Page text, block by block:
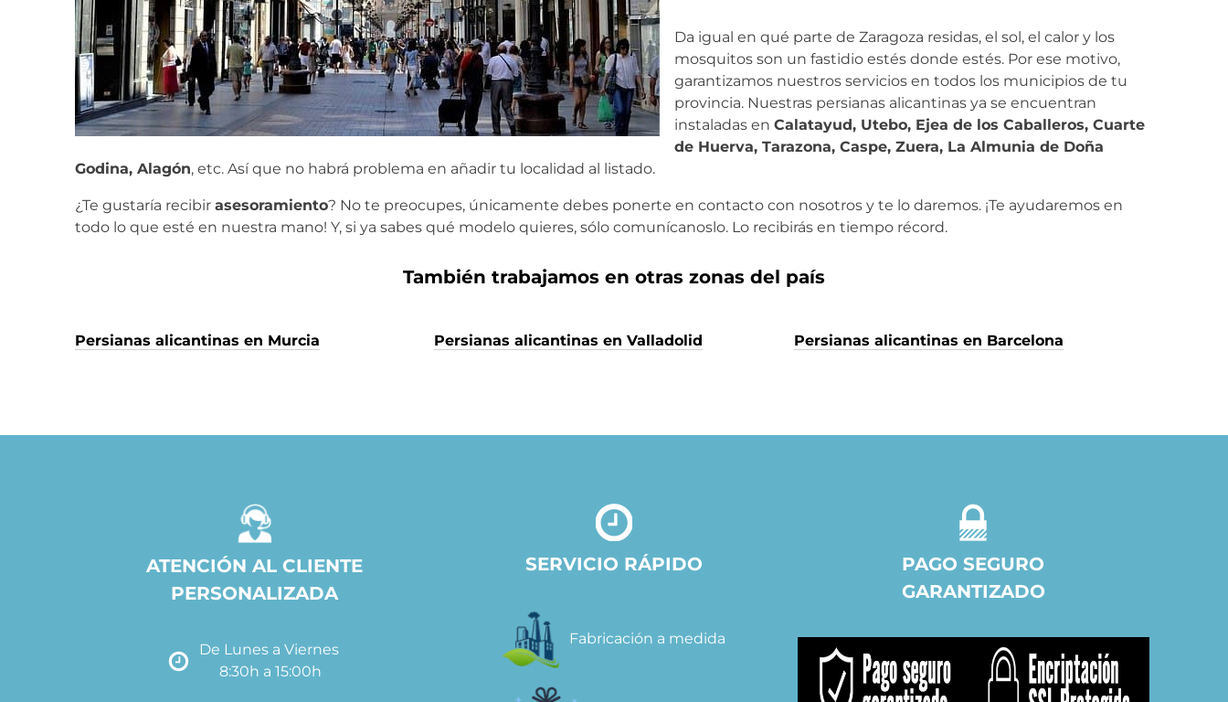
Da igual en qué parte de Zaragoza residas, el sol, el calor y los
mosquitos son un fastidio estés donde estés. Por ese motivo,
garantizamos nuestros servicios en todos los municipios de tu
provincia. Nuestras persianas alicantinas ya se encuentran
instaladas en Calatayud, Utebo, Ejea de los Caballeros, Cuarte
de Huerva, Tarazona, Caspe, Zuera, La Almunia de Doña
Godina, Alagón, etc. Así que no habrá problema en añadir tu localidad al listado.
¿Te gustaría recibir asesoramiento? No te preocupes, únicamente debes ponerte en contacto con nosotros y te lo daremos. ¡Te ayudaremos en
todo lo que esté en nuestra mano! Y, si ya sabes qué modelo quieres, sólo comunícanoslo. Lo recibirás en tiempo récord.
También trabajamos en otras zonas del país
Persianas alicantinas en Murcia Persianas alicantinas en Valladolid Persianas alicantinas en Barcelona
ATENCIÓN AL CLIENTE
PERSONALIZADA
De Lunes a Viernes
8:30h a 15:00h
SERVICIO RÁPIDO
Fabricación a medida
PAGO SEGURO
GARANTIZADO